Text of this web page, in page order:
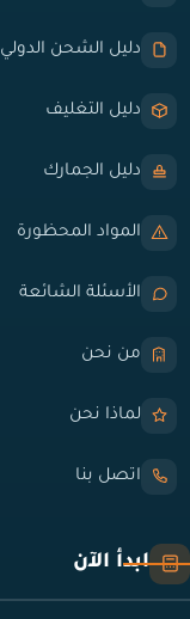
دليل الشحن الدولي
دليل التغليف
دليل الجمارك
المواد المحظورة
الأسئلة الشائعة
من نحن
لماذا نحن
اتصل بنا
ابدأ الآن